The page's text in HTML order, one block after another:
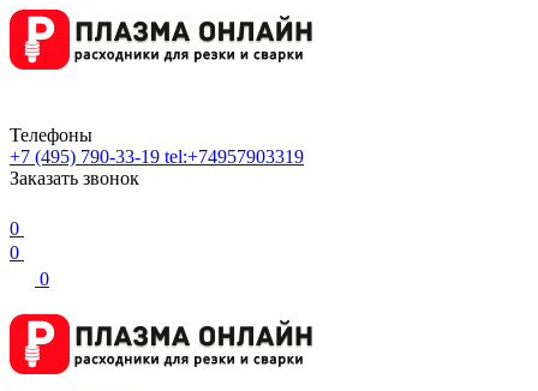
Телефоны
+7 (495) 790-33-19 tel:+74957903319
Заказать звонок
0
0
0